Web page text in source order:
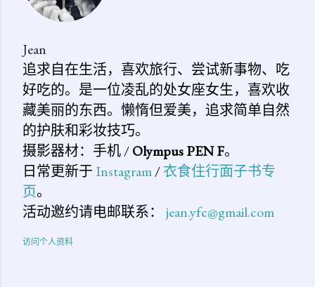
Jean
追求自在生活，喜欢旅行、尝试新事物、吃
好吃的。是一位凌乱的处女座女生，喜欢收
藏美丽的东西。懒惰但爱美，追求简单自然
的护肤和彩妆技巧。
摄影器材：手机 /Olympus PEN F。
日常更新于 Instagram/衣食住行面子书专
页。
活动邀约请电邮联系： jean.yfc@gmail.com
访问个人资料